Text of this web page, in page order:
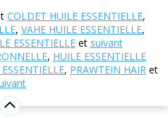
COLDET HUILE ESSENTIELLE,
, VAHE HUILE ESSENTIELLE,
ESSENTIELLEet suivant
, HUILE ESSENTIELLE
, PRAWTEIN HAIR et
pour le visage
Golden
– Eternal